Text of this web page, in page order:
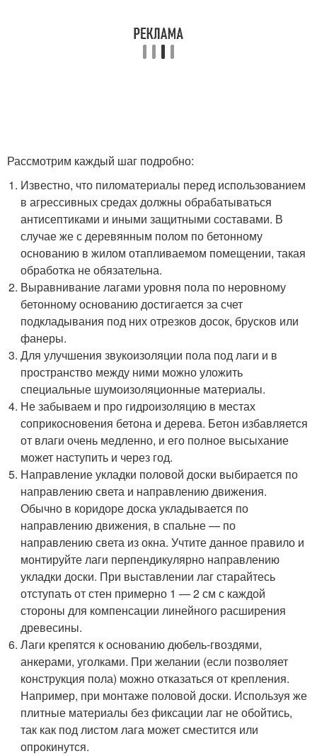
Рассмотрим каждый шаг подробно:
Известно, что пиломатериалы перед использованием
в агрессивных средах должны обрабатываться
антисептиками и иными защитными составами. В
случае же с деревянным полом по бетонному
основанию в жилом отапливаемом помещении, такая
обработка не обязательна.
Выравнивание лагами уровня пола по неровному
бетонному основанию достигается за счет
подкладывания под них отрезков досок, брусков или
фанеры.
Для улучшения звукоизоляции пола под лаги и в
пространство между ними можно уложить
специальные шумоизоляционные материалы.
Не забываем и про гидроизоляцию в местах
соприкосновения бетона и дерева. Бетон избавляется
от влаги очень медленно, и его полное высыхание
может наступить и через год.
Направление укладки половой доски выбирается по
направлению света и направлению движения.
Обычно в коридоре доска укладывается по
направлению движения, в спальне — по
направлению света из окна. Учтите данное правило и
монтируйте лаги перпендикулярно направлению
укладки доски. При выставлении лаг старайтесь
отступать от стен примерно 1 — 2 см с каждой
стороны для компенсации линейного расширения
древесины.
Лаги крепятся к основанию дюбель-гвоздями,
анкерами, уголками. При желании (если позволяет
конструкция пола) можно отказаться от крепления.
Например, при монтаже половой доски. Используя же
плитные материалы без фиксации лаг не обойтись,
так как под листом лага может сместится или
опрокинутся.